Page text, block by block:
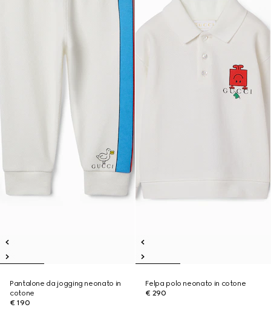
Pantalone da jogging neonato in
cotone
€ 190
Felpa polo neonato in cotone
€ 290